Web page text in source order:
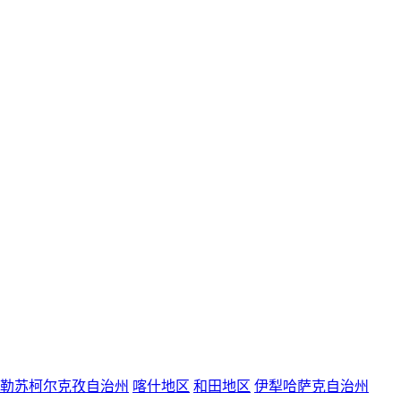
苏柯尔克孜自治州 喀什地区 和田地区 伊犁哈萨克自治州